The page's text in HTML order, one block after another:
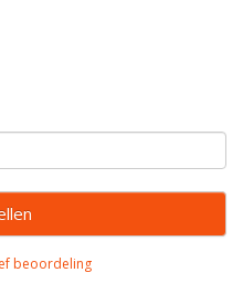
beoordeling